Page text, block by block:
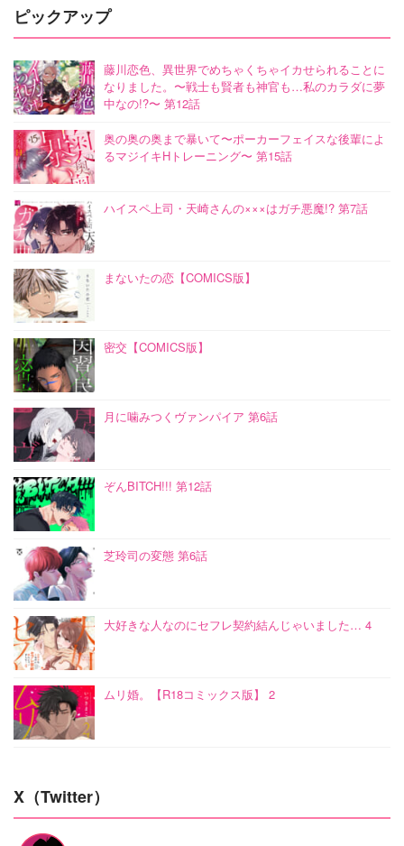
ピックアップ
藤川恋色、異世界でめちゃくちゃイカせられることに
なりました。〜戦士も賢者も神官も…私のカラダに夢
中なの!?〜 第12話
奥の奥の奥まで暴いて〜ポーカーフェイスな後輩によ
るマジイキHトレーニング〜 第15話
ハイスペ上司・天崎さんの×××はガチ悪魔!? 第7話
まないたの恋【COMICS版】
密交【COMICS版】
月に噛みつくヴァンパイア 第6話
ぞんBITCH!!! 第12話
芝玲司の変態 第6話
大好きな人なのにセフレ契約結んじゃいました… 4
ムリ婚。【R18コミックス版】 2
X（Twitter）